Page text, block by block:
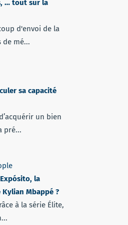
… tout sur la
d'envoi de la
de mé...
sa capacité
un bien
pré...
la
Kylian Mbappé ?
à la série Élite,